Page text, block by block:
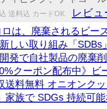
送料込 カードOK レビュ
は、廃棄されるビー
しい取り組み「
発で自社製品の廃棄
クーポン配布中》ビ
送料無料 オニオンク
家族で SDGs 持続可